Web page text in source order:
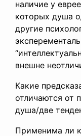
наличие у
которых душа
другие
внешне
Какие
отличаются от
душа/две
Применима ли